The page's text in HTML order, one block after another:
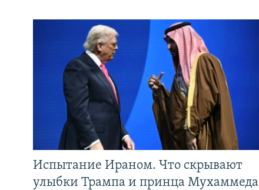
Испытание Ираном. Что скрывают
улыбки Трампа и принца Мухаммеда